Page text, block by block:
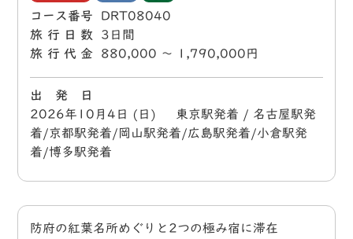
コース番号
DRT08040
旅行日数
3日間
旅行代金
880,000 〜 1,790,000円
出 発 日
2026年10月4日 (日) 東京駅発着 / 名古屋駅発
着/京都駅発着/岡山駅発着/広島駅発着/小倉駅発
着/博多駅発着
防府の紅葉名所めぐりと2つの極み宿に滞在